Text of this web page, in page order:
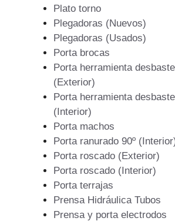
Plato torno
Plegadoras (Nuevos)
Plegadoras (Usados)
Porta brocas
Porta herramienta
(Exterior)
Porta herramienta
(Interior)
Porta machos
Porta ranurado 90º
Porta roscado (Exterior)
Porta roscado (Interior)
Porta terrajas
Prensa Hidráulica Tubos
Prensa y porta electrodos